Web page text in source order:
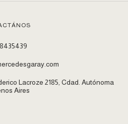
Lacroze 2185, Cdad. Autónoma
Aires